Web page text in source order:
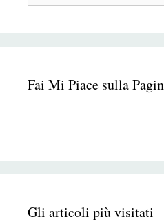
Fai Mi Piace sulla
Gli articoli più visitati